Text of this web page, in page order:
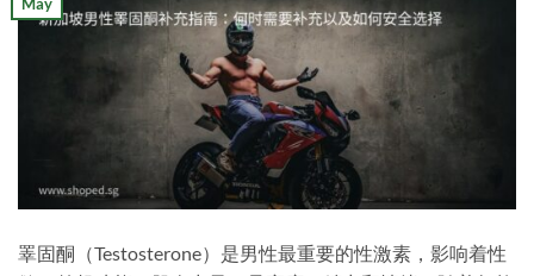
睪固酮（Testosterone）是男性最重要的性激素，影响着性